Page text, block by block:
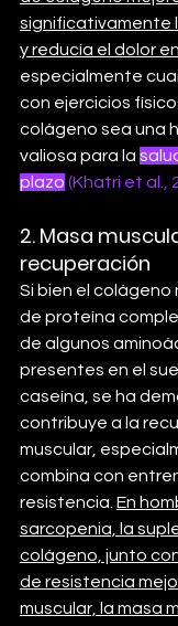
significativamente
y reducía el dolor
especialmente
con ejercicios
colágeno sea una
valiosa para la
plazo (Khatri et al.,
2. Masa
recuperación
Si bien el colágeno
de proteína
de algunos
presentes en el
caseína, se ha
contribuye a la
muscular,
combina con
resistencia. En
sarcopenia, la
colágeno, junto
de resistencia
muscular, la masa